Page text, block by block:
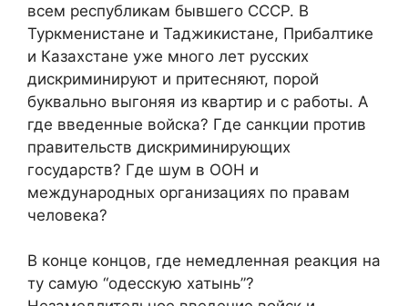
всем республикам бывшего СССР. В
Туркменистане и Таджикистане, Прибалтике
и Казахстане уже много лет русских
дискриминируют и притесняют, порой
буквально выгоняя из квартир и с работы. А
где введенные войска? Где санкции против
правительств дискриминирующих
государств? Где шум в ООН и
международных организациях по правам
человека?
В конце концов, где немедленная реакция на
ту самую “одесскую хатынь”?